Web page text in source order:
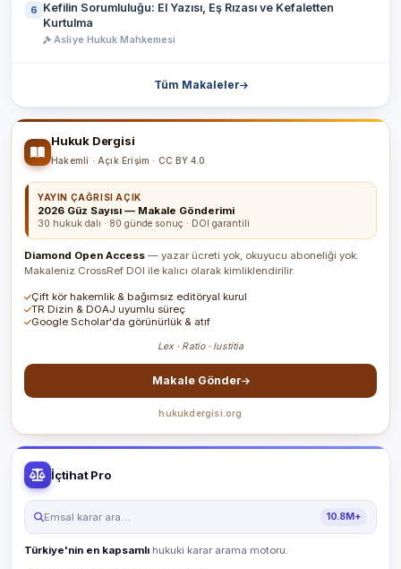
6 Kefilin Sorumluluğu: El Yazısı, Eş Rızası ve Kefaletten
Kurtulma
Asliye Hukuk Mahkemesi
Tüm Makaleler
Hukuk Dergisi
Hakemli · Açık Erişim · CC BY 4.0
YAYIN ÇAĞRISI AÇIK
2026 Güz Sayısı — Makale Gönderimi
30 hukuk dalı · 80 günde sonuç · DOI garantili
Diamond Open Access — yazar ücreti yok, okuyucu aboneliği yok.
Makaleniz CrossRef DOI ile kalıcı olarak kimliklendirilir.
Çift kör hakemlik & bağımsız editöryal kurul
TR Dizin & DOAJ uyumlu süreç
Google Scholar'da görünürlük & atıf
Lex · Ratio · Iustitia
Makale Gönder
hukukdergisi.org
İçtihat Pro
Emsal karar ara… 10.8M+
Türkiye'nin en kapsamlı hukuki karar arama motoru.